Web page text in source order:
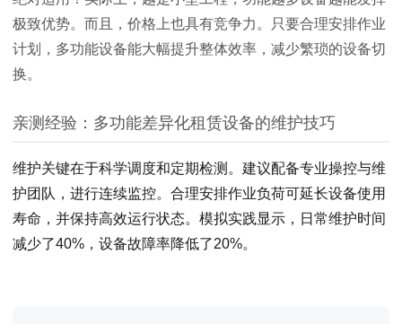
极致优势。而且，价格上也具有竞争力。只要合理安排作业
计划，多功能设备能大幅提升整体效率，减少繁琐的设备切
换。
亲测经验：多功能差异化租赁设备的维护技巧
维护关键在于科学调度和定期检测。建议配备专业操控与维
护团队，进行连续监控。合理安排作业负荷可延长设备使用
寿命，并保持高效运行状态。模拟实践显示，日常维护时间
减少了40%，设备故障率降低了20%。